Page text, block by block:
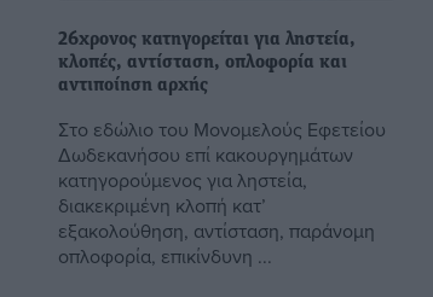
26χρονος κατηγορείται για ληστεία,
κλοπές, αντίσταση, οπλοφορία και
αντιποίηση αρχής
Στο εδώλιο του Μονομελούς Εφετείου
Δωδεκανήσου επί κακουργημάτων
κατηγορούμενος για ληστεία,
διακεκριμένη κλοπή κατ’
εξακολούθηση, αντίσταση, παράνομη
οπλοφορία, επικίνδυνη ...